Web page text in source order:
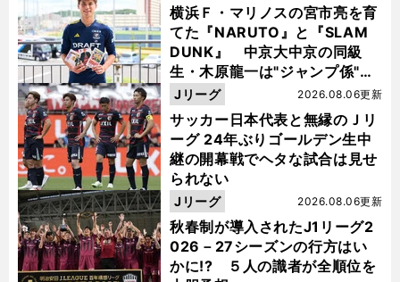
横浜Ｆ・マリノスの宮市亮を育
てた『NARUTO』と『SLAM
DUNK』 中京大中京の同級
生・木原龍一は"ジャンプ係"だ
った
サッカー日本代表と無縁のＪリ
ーグ 24年ぶりゴールデン生中
継の開幕戦でヘタな試合は見せ
られない
2026.08.06更新
Jリーグ
秋春制が導入されたJ1リーグ2
026－27シーズンの行方はい
かに!? ５人の識者が全順位を
2026.08.06更新
Jリーグ